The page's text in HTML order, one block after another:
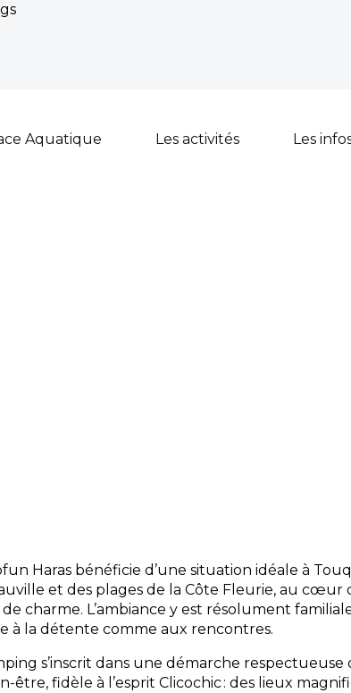
Aquatique Les activités Les
Haras bénéficie d’une situation idéale à
et des plages de la Côte Fleurie, au cœur
charme. L’ambiance y est résolument
à la détente comme aux rencontres.
s’inscrit dans une démarche
être, fidèle à l’esprit Clicochic : des lieux